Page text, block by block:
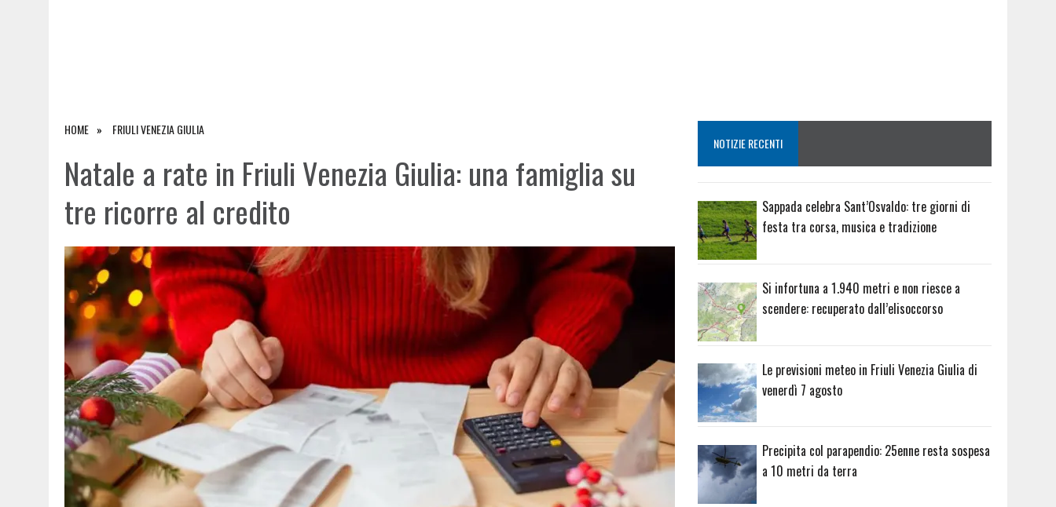
HOME FRIULI VENEZIA GIULIA
Natale a rate in Friuli Venezia Giulia: una famiglia su
tre ricorre al credito
NOTIZIE RECENTI
Sappada celebra Sant’Osvaldo: tre giorni di
festa tra corsa, musica e tradizione
Si infortuna a 1.940 metri e non riesce a
scendere: recuperato dall’elisoccorso
Le previsioni meteo in Friuli Venezia Giulia di
venerdì 7 agosto
Precipita col parapendio: 25enne resta sospesa
a 10 metri da terra